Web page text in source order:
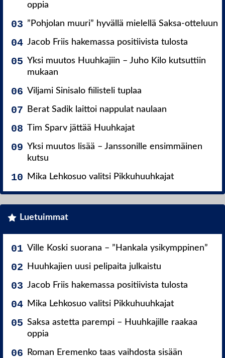
oppia
”Pohjolan muuri” hyvällä mielellä Saksa-otteluun
Jacob Friis hakemassa positiivista tulosta
Yksi muutos Huuhkajiin – Juho Kilo kutsuttiin
mukaan
Viljami Sinisalo fiilisteli tuplaa
Berat Sadik laittoi nappulat naulaan
Tim Sparv jättää Huuhkajat
Yksi muutos lisää – Janssonille ensimmäinen
kutsu
Mika Lehkosuo valitsi Pikkuhuuhkajat
Luetuimmat
Ville Koski suorana – ”Hankala ysikymppinen”
Huuhkajien uusi pelipaita julkaistu
Jacob Friis hakemassa positiivista tulosta
Mika Lehkosuo valitsi Pikkuhuuhkajat
Saksa astetta parempi – Huuhkajille raakaa
oppia
Roman Eremenko taas vaihdosta sisään